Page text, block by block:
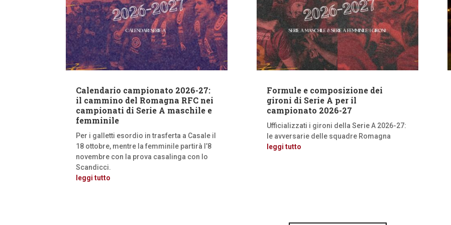
Calendario campionato 2026-27:
il cammino del Romagna RFC nei
campionati di Serie A maschile e
femminile
Per i galletti esordio in trasferta a Casale il
18 ottobre, mentre la femminile partirà l’8
novembre con la prova casalinga con lo
Scandicci.
leggi tutto
Formule e composizione dei
gironi di Serie A per il
campionato 2026-27
Ufficializzati i gironi della Serie A 2026-27:
le avversarie delle squadre Romagna
leggi tutto